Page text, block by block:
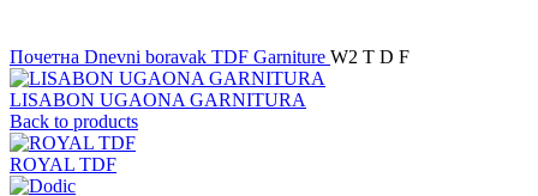
Почетна Dnevni boravak TDF Garniture W2 T D F
LISABON UGAONA GARNITURA
Back to products
ROYAL TDF